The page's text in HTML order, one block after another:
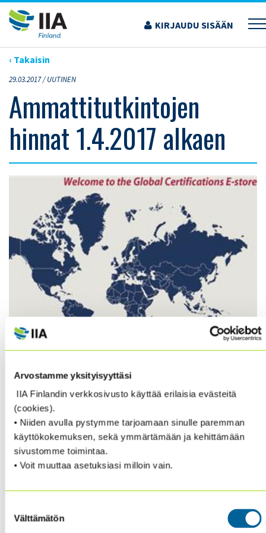
Arvostamme yksityisyyttäsi
IIA Finlandin verkkosivusto käyttää erilaisia evästeitä
(cookies).
• Niiden avulla pystymme tarjoamaan sinulle paremman
käyttökokemuksen, sekä ymmärtämään ja kehittämään
sivustomme toimintaa.
• Voit muuttaa asetuksiasi milloin vain.
valinta
Välttämätön
Siirry
sisältöön
KIRJAUDU SISÄÄN
›ARTIKKELIT›AMMATTITUTKINTOJEN HINNAT 1.4.2017 ALKAEN
‹ Takaisin
29.03.2017 /UUTINEN
Ammattitutkintojen
hinnat 1.4.2017 alkaen
Ammattitutkintojen hinnat nousevat 1.4.2017 alkaen.
Löydät tietoa uusista hinnoistamme
kansainvälisiltä sivuiltamme.
kotisivuiltamme.